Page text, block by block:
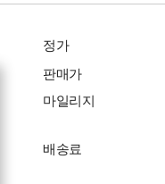
정가
판매가
마일리지
배송료